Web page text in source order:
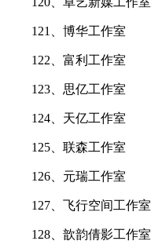
121、博华工作室
122、富利工作室
123、思亿工作室
124、天亿工作室
125、联森工作室
126、元瑞工作室
127、飞行空间工作室
128、歆韵倩影工作室